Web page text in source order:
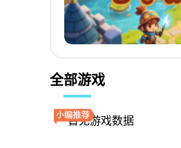
全部游戏
暂无游戏数据